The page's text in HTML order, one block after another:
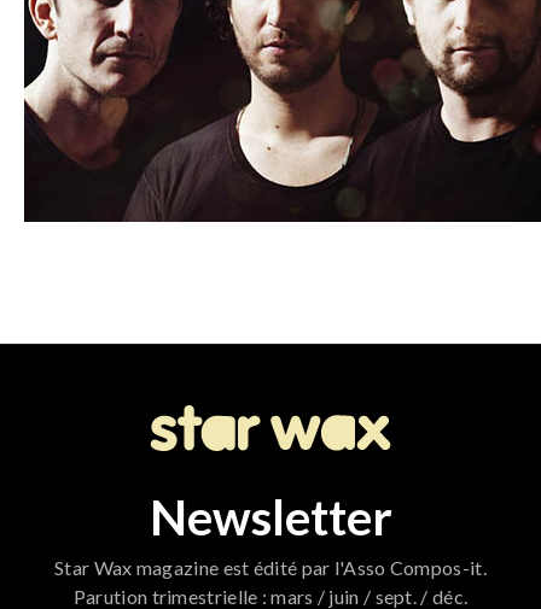
Newsletter
Star Wax magazine est édité par l'Asso Compos-it.
Parution trimestrielle : mars / juin / sept. / déc.